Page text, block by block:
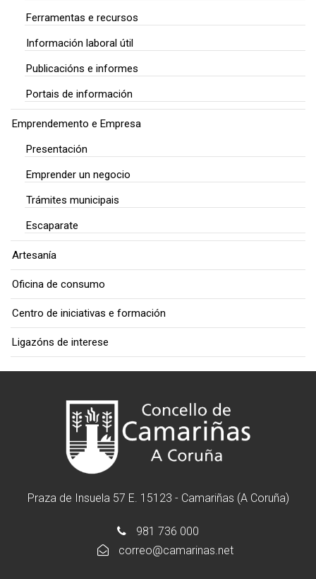
Ferramentas e recursos
Información laboral útil
Publicacións e informes
Portais de información
Emprendemento e Empresa
Presentación
Emprender un negocio
Trámites municipais
Escaparate
Artesanía
Oficina de consumo
Centro de iniciativas e formación
Ligazóns de interese
Praza de Insuela 57 E. 15123 - Camariñas (A Coruña)
981 736 000
correo@camarinas.net